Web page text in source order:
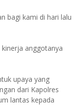
bagi kami di hari lalu
anggotanya
upaya yang
dari Kapolres
lantas kepada